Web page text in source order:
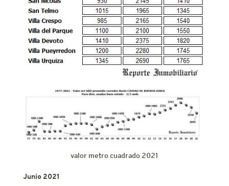
valor metro cuadrado 2021
Junio 2021